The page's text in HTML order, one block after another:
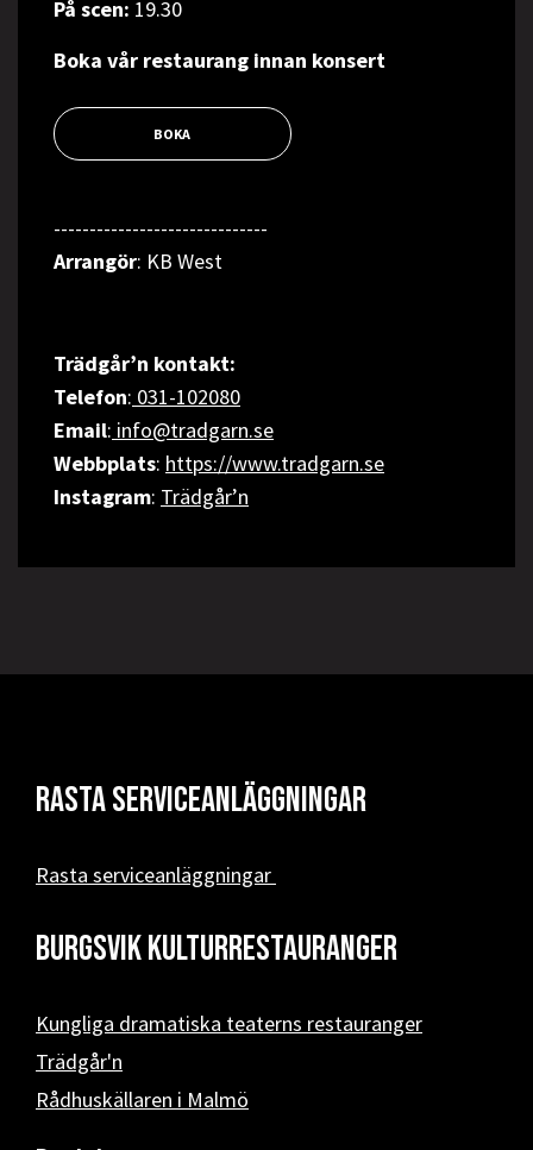
På scen: 19.30
Boka vår restaurang innan konsert
BOKA
------------------------------
Arrangör: KB West
Trädgår’n kontakt:
Telefon: 031-102080
Email: info@tradgarn.se
Webbplats: https://www.tradgarn.se
Instagram: Trädgår’n
Rasta serviceanläggningar
Rasta serviceanläggningar
Burgsvik kulturrestauranger
Kungliga dramatiska teaterns restauranger
Trädgår'n
Rådhuskällaren i Malmö